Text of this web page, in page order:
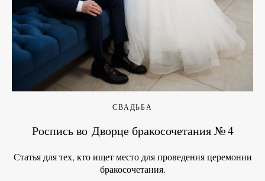
СВАДЬБА
Роспись во Дворце бракосочетания № 4
Статья для тех, кто ищет место для проведения церемонии
бракосочетания.